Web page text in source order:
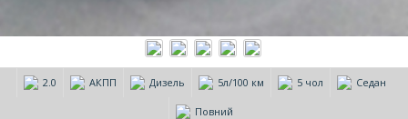
2.0 АКПП Дизель 5л/100 км 5 чол Седан
Повний